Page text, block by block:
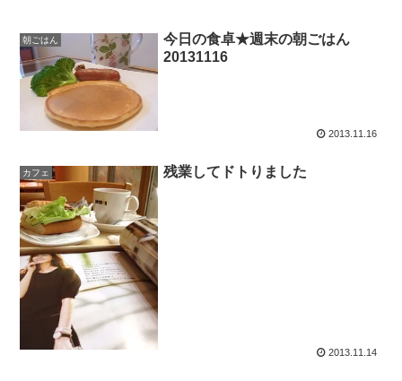
朝ごはん
今日の食卓★週末の朝ごはん
20131116
2013.11.16
カフェ 残業してドトりました
2013.11.14